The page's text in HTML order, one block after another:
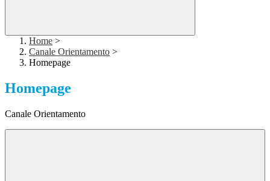
Home >
Canale Orientamento >
Homepage
Homepage
Canale Orientamento